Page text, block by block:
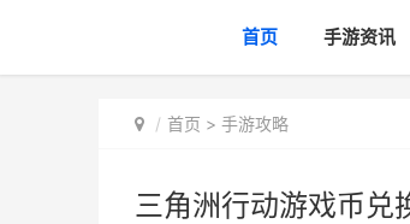
首页 手游资讯
首页 > 手游攻略
三角洲行动游戏币兑